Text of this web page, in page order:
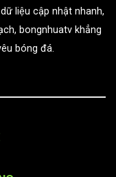
liệu cập nhật nhanh,
bongnhuatv khẳng
bóng đá.